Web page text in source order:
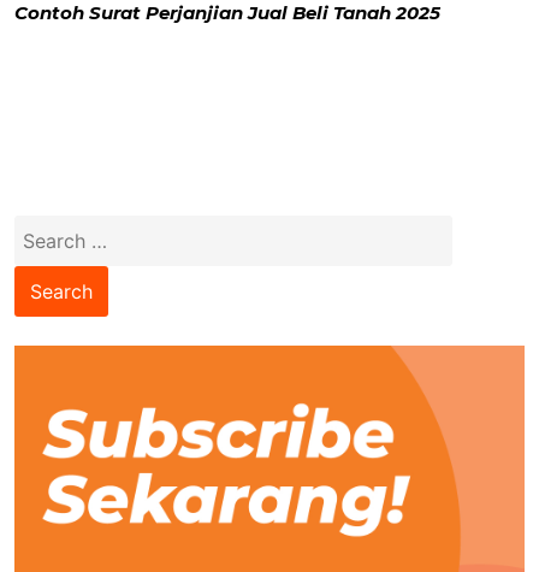
Contoh Surat Perjanjian Jual Beli Tanah 2025
Search